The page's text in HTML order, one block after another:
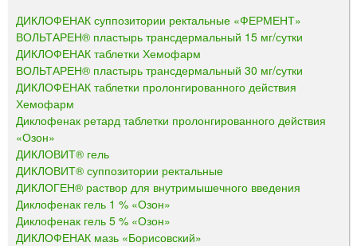
ДИКЛОФЕНАК суппозитории ректальные «ФЕРМЕНТ»
ВОЛЬТАРЕН® пластырь трансдермальный 15 мг/сутки
ДИКЛОФЕНАК таблетки Хемофарм
ВОЛЬТАРЕН® пластырь трансдермальный 30 мг/сутки
ДИКЛОФЕНАК таблетки пролонгированного действия
Хемофарм
Диклофенак ретард таблетки пролонгированного действия
«Озон»
ДИКЛОВИТ® гель
ДИКЛОВИТ® суппозитории ректальные
ДИКЛОГЕН® раствор для внутримышечного введения
Диклофенак гель 1 % «Озон»
Диклофенак гель 5 % «Озон»
ДИКЛОФЕНАК мазь «Борисовский»